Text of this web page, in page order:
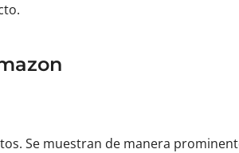
Se muestran de manera